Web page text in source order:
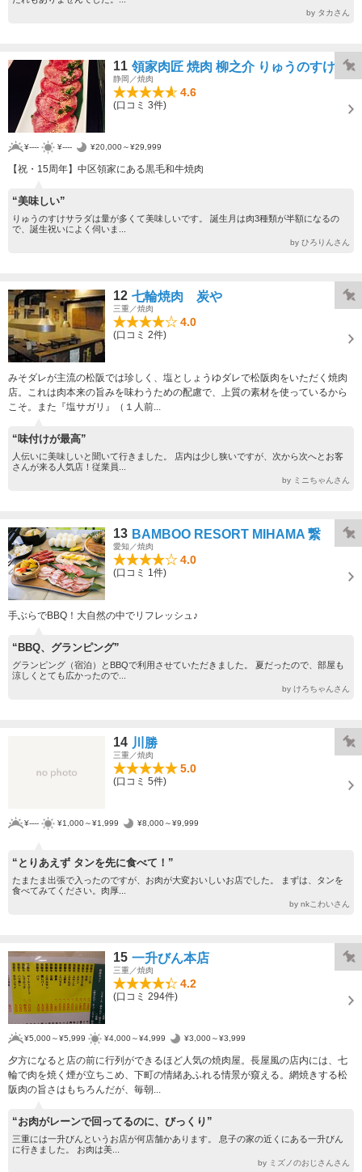
by タカさん
11 領家肉匠 焼肉 柳之介 りゅうのすけ
静岡／焼肉
4.6
(口コミ 3件)
¥---- ¥---- ¥20,000～¥29,999
【祝・15周年】中区領家にある黒毛和牛焼肉
“美味しい”
りゅうのすけサラダは量が多くて美味しいです。 誕生月は肉3種類が半額になるの
で、誕生祝いによく伺いま...
by ひろりんさん
12 七輪焼肉 炭や
三重／焼肉
4.0
(口コミ 2件)
みそダレが主流の松阪では珍しく、塩としょうゆダレで松阪肉をいただく焼肉
店。これは肉本来の旨みを味わうための配慮で、上質の素材を使っているから
こそ。また『塩サガリ』（１人前...
“味付けが最高”
人伝いに美味しいと聞いて行きました。 店内は少し狭いですが、次から次へとお客
さんが来る人気店！従業員...
by ミニちゃんさん
13 BAMBOO RESORT MIHAMA 繋
愛知／焼肉
4.0
(口コミ 1件)
手ぶらでBBQ！大自然の中でリフレッシュ♪
“BBQ、グランピング”
グランピング（宿泊）とBBQで利用させていただきました。 夏だったので、部屋も
涼しくとても広かったので...
by けろちゃんさん
14 川勝
三重／焼肉
5.0
(口コミ 5件)
¥---- ¥1,000～¥1,999 ¥8,000～¥9,999
“とりあえず タンを先に食べて！”
たまたま出張で入ったのですが、お肉が大変おいしいお店でした。 まずは、タンを
食べてみてください。肉厚...
by nkこわいさん
15 一升びん本店
三重／焼肉
4.2
(口コミ 294件)
¥5,000～¥5,999 ¥4,000～¥4,999 ¥3,000～¥3,999
夕方になると店の前に行列ができるほど人気の焼肉屋。長屋風の店内には、七
輪で肉を焼く煙が立ちこめ、下町の情緒あふれる情景が窺える。網焼きする松
阪肉の旨さはもちろんだが、毎朝...
“お肉がレーンで回ってるのに、びっくり”
三重には一升びんというお店が何店舗かあります。 息子の家の近くにある一升びん
に行きました。 お肉は美...
by ミズノのおじさんさん